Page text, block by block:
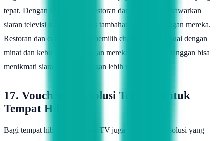
tepat. Dengan voucher TV, restoran dan cafe bisa menawarkan
siaran televisi sebagai fasilitas tambahan untuk pelanggan mereka.
Restoran dan cafe juga bisa memilih channel yang sesuai dengan
minat dan kebutuhan pelanggan mereka, sehingga pelanggan bisa
menikmati siaran televisi dengan lebih nyaman.
17. Voucher TV, Solusi Terbaik untuk
Tempat Hiburan
Bagi tempat hiburan, voucher TV juga bisa menjadi solusi yang